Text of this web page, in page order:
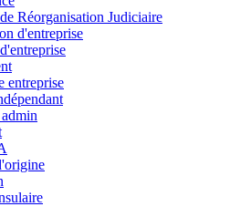
Réorganisation Judiciaire
d'entreprise
entreprise